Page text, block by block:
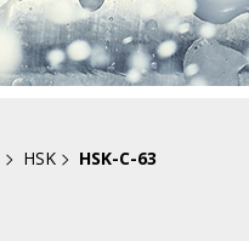
HSK HSK-C-63